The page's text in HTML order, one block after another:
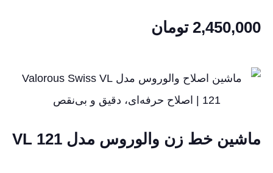
2,450,000 تومان
ماشین خط زن والوروس مدل VL 121